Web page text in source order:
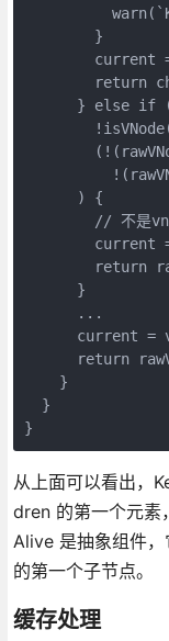
        }
current
return
} else if
      ) {
// 不是
current
return
      }
      ...
current =
return
    }
  }
从上面可以看出，
dren 的第一个元素
Alive 是抽象组件
的第一个子节点。
缓存处理